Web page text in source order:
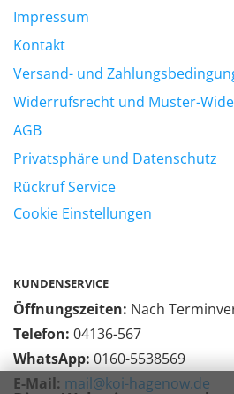
Impressum
Kontakt
Versand- und
Widerrufsrecht und Muster-
AGB
Privatsphäre und Datenschutz
Rückruf Service
Cookie Einstellungen
KUNDENSERVICE
Öffnungszeiten: Nach
Telefon: 04136-567
WhatsApp: 0160-5538569
E-Mail: mail@koi-hagenow.de